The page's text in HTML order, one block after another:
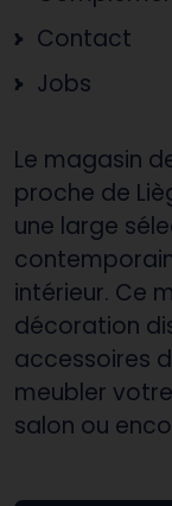
Contact
Jobs
Le magasin
proche de
une large
intérieur. Ce
décoration
accessoires
meubler
salon ou